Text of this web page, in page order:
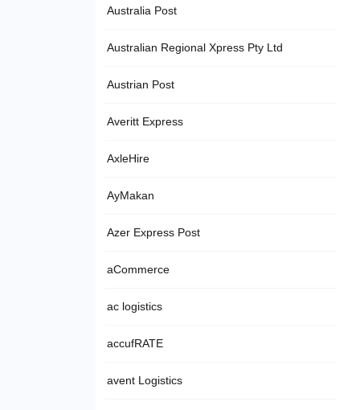
Australia Post
Australian Regional Xpress Pty Ltd
Austrian Post
Averitt Express
AxleHire
AyMakan
Azer Express Post
aCommerce
ac logistics
accufRATE
avent Logistics